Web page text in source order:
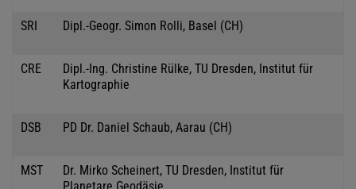
SRI Dipl.-Geogr. Simon Rolli, Basel (CH)
CRE
Dipl.-Ing. Christine Rülke, TU Dresden, Institut für
Kartographie
DSB PD Dr. Daniel Schaub, Aarau (CH)
MST
Dr. Mirko Scheinert, TU Dresden, Institut für
Planetare Geodäsie